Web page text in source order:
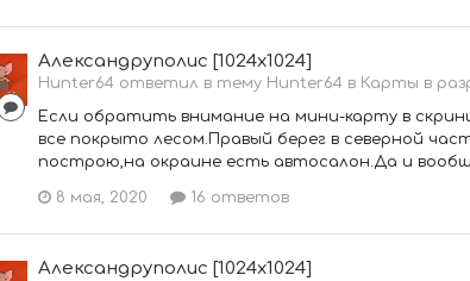
Александруполис [1024x1024]
Hunter64 ответил в тему Hunter64 в Карты в
Если обратить внимание на мини-карту в
все покрыто лесом.Правый берег в северной
построю,на окраине есть автосалон.Да и
8 мая, 2020 16 ответов
Александруполис [1024x1024]